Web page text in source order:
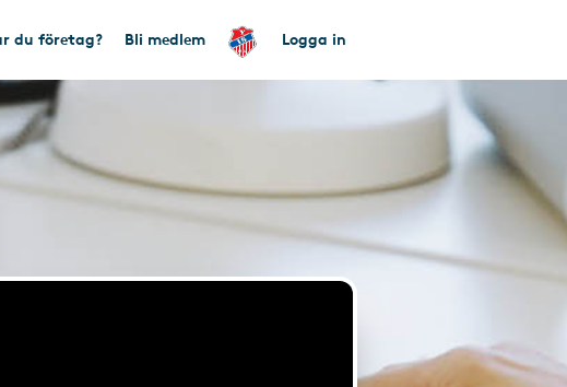
du företag? Bli medlem Logga in